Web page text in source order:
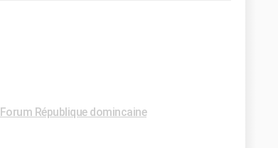
Forum République domincaine